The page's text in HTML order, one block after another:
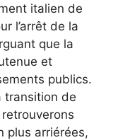
italien de
l’arrêt de la
que la
et
publics.
transition de
plus arriérées,